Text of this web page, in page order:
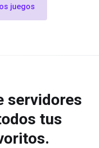
juegos
servidores
tus